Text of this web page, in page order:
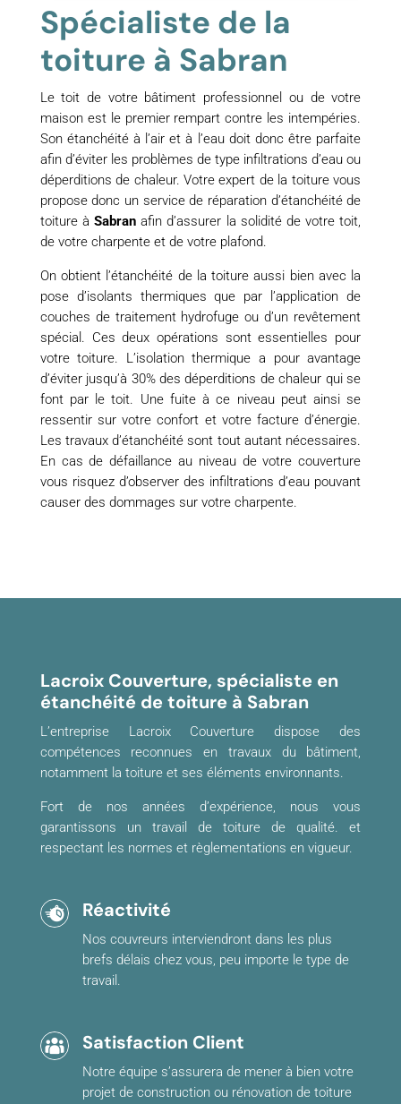
Spécialiste de la
toiture à Sabran
Le toit de votre bâtiment professionnel ou de votre
maison est le premier rempart contre les intempéries.
Son étanchéité à l’air et à l’eau doit donc être parfaite
afin d’éviter les problèmes de type infiltrations d’eau ou
déperditions de chaleur. Votre expert de la toiture vous
propose donc un service de réparation d’étanchéité de
toiture àSabran afin d’assurer la solidité de votre toit,
de votre charpente et de votre plafond.
On obtient l’étanchéité de la toiture aussi bien avec la
pose d’isolants thermiques que par l’application de
couches de traitement hydrofuge ou d’un revêtement
spécial. Ces deux opérations sont essentielles pour
votre toiture. L’isolation thermique a pour avantage
d’éviter jusqu’à 30% des déperditions de chaleur qui se
font par le toit. Une fuite à ce niveau peut ainsi se
ressentir sur votre confort et votre facture d’énergie.
Les travaux d’étanchéité sont tout autant nécessaires.
En cas de défaillance au niveau de votre couverture
vous risquez d’observer des infiltrations d’eau pouvant
causer des dommages sur votre charpente.
Lacroix Couverture, spécialiste en
étanchéité de toiture à Sabran
L’entreprise Lacroix Couverture dispose des
compétences reconnues en travaux du bâtiment,
notamment la toiture et ses éléments environnants.
Fort de nos années d’expérience, nous vous
garantissons un travail de toiture de qualité. et
respectant les normes et règlementations en vigueur.
Réactivité
Nos couvreurs interviendront dans les plus
brefs délais chez vous, peu importe le type de
travail.
Satisfaction Client
Notre équipe s’assurera de mener à bien votre
projet de construction ou rénovation de toiture